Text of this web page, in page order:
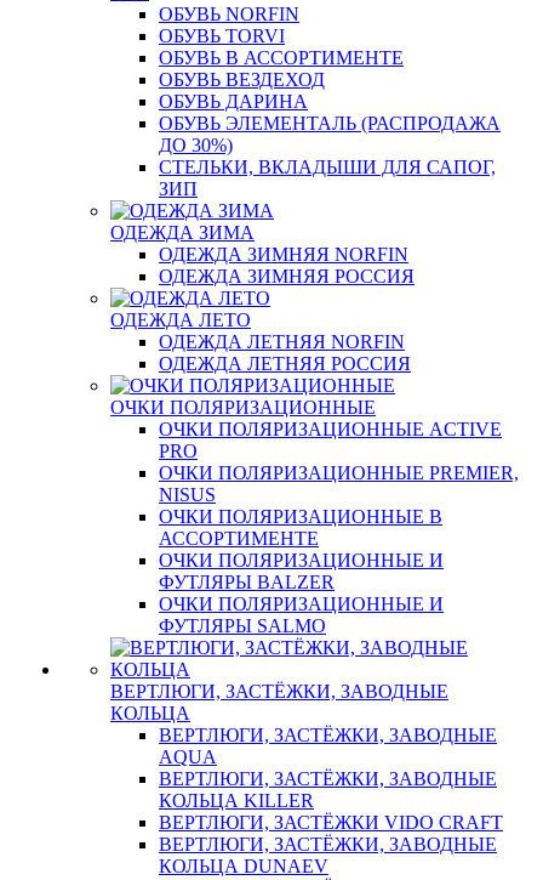
ОБУВЬ NORFIN
ОБУВЬ TORVI
ОБУВЬ В АССОРТИМЕНТЕ
ОБУВЬ ВЕЗДЕХОД
ОБУВЬ ДАРИНА
ОБУВЬ ЭЛЕМЕНТАЛЬ (РАСПРОДАЖА
ДО 30%)
СТЕЛЬКИ, ВКЛАДЫШИ ДЛЯ САПОГ,
ЗИП
ОДЕЖДА ЗИМА
ОДЕЖДА ЗИМНЯЯ NORFIN
ОДЕЖДА ЗИМНЯЯ РОССИЯ
ОДЕЖДА ЛЕТО
ОДЕЖДА ЛЕТНЯЯ NORFIN
ОДЕЖДА ЛЕТНЯЯ РОССИЯ
ОЧКИ ПОЛЯРИЗАЦИОННЫЕ
ОЧКИ ПОЛЯРИЗАЦИОННЫЕ ACTIVE
PRO
ОЧКИ ПОЛЯРИЗАЦИОННЫЕ PREMIER,
NISUS
ОЧКИ ПОЛЯРИЗАЦИОННЫЕ В
АССОРТИМЕНТЕ
ОЧКИ ПОЛЯРИЗАЦИОННЫЕ И
ФУТЛЯРЫ BALZER
ОЧКИ ПОЛЯРИЗАЦИОННЫЕ И
ФУТЛЯРЫ SALMO
ВЕРТЛЮГИ, ЗАСТЁЖКИ, ЗАВОДНЫЕ
КОЛЬЦА
ВЕРТЛЮГИ, ЗАСТЁЖКИ, ЗАВОДНЫЕ
AQUA
ВЕРТЛЮГИ, ЗАСТЁЖКИ, ЗАВОДНЫЕ
КОЛЬЦА KILLER
ВЕРТЛЮГИ, ЗАСТЁЖКИ VIDO CRAFT
ВЕРТЛЮГИ, ЗАСТЁЖКИ, ЗАВОДНЫЕ
КОЛЬЦА DUNAEV